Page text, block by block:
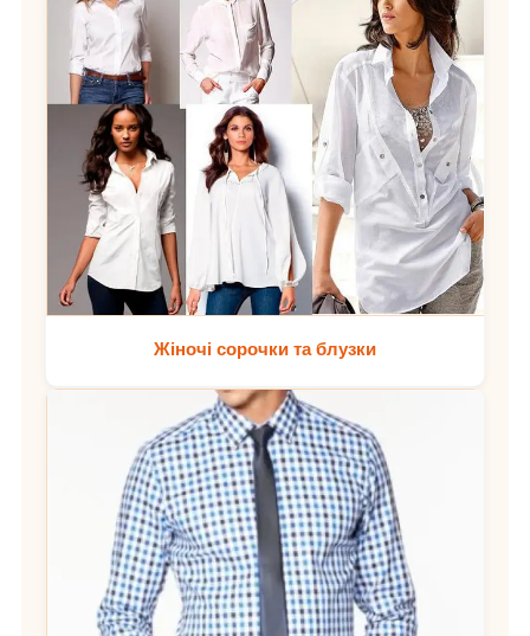
Жіночі сорочки та блузки